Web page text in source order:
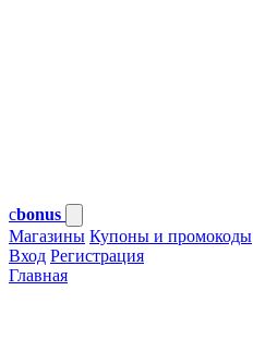
cbonus
Магазины Купоны и промокоды
Вход Регистрация
Главная